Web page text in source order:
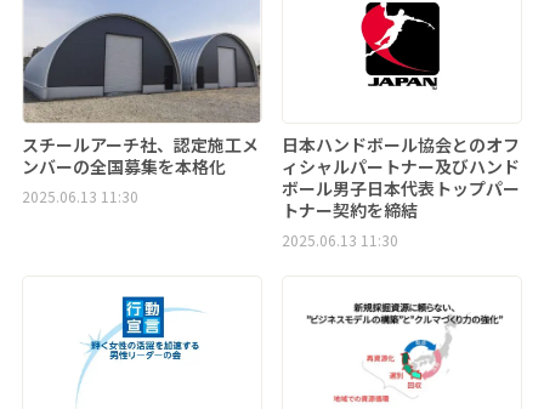
スチールアーチ社、認定施工メ
ンバーの全国募集を本格化
2025.06.13 11:30
日本ハンドボール協会とのオフ
ィシャルパートナー及びハンド
ボール男子日本代表トップパー
トナー契約を締結
2025.06.13 11:30